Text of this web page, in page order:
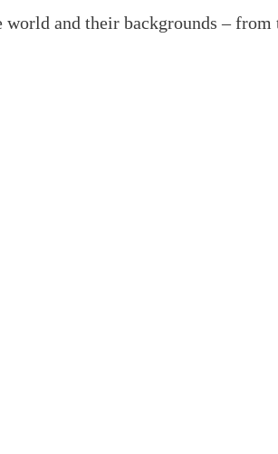
world and their backgrounds –